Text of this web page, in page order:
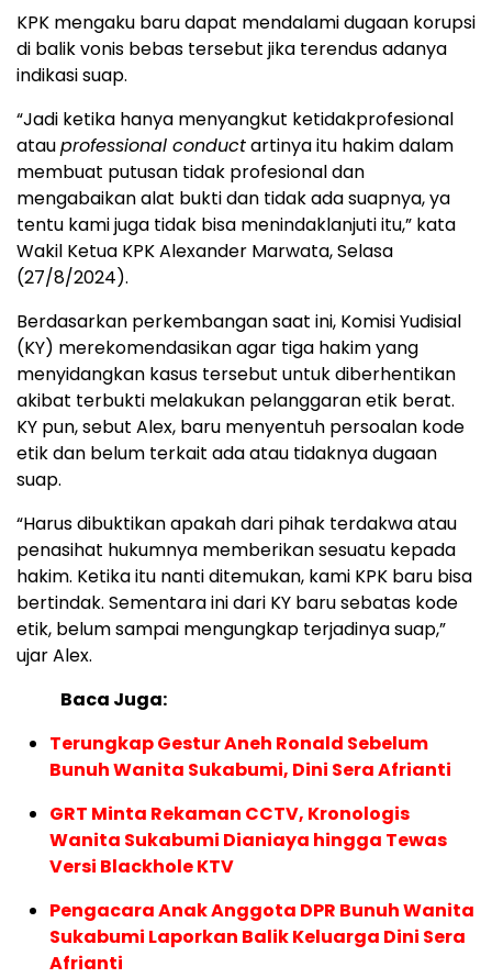
KPK mengaku baru dapat mendalami dugaan korupsi
di balik vonis bebas tersebut jika terendus adanya
indikasi suap.
“Jadi ketika hanya menyangkut ketidakprofesional
atauprofessional conductartinya itu hakim dalam
membuat putusan tidak profesional dan
mengabaikan alat bukti dan tidak ada suapnya, ya
tentu kami juga tidak bisa menindaklanjuti itu,” kata
Wakil Ketua KPK Alexander Marwata, Selasa
(27/8/2024).
Berdasarkan perkembangan saat ini, Komisi Yudisial
(KY) merekomendasikan agar tiga hakim yang
menyidangkan kasus tersebut untuk diberhentikan
akibat terbukti melakukan pelanggaran etik berat.
KY pun, sebut Alex, baru menyentuh persoalan kode
etik dan belum terkait ada atau tidaknya dugaan
suap.
“Harus dibuktikan apakah dari pihak terdakwa atau
penasihat hukumnya memberikan sesuatu kepada
hakim. Ketika itu nanti ditemukan, kami KPK baru bisa
bertindak. Sementara ini dari KY baru sebatas kode
etik, belum sampai mengungkap terjadinya suap,”
ujar Alex.
Baca Juga:
Terungkap Gestur Aneh Ronald Sebelum
Bunuh Wanita Sukabumi, Dini Sera Afrianti
GRT Minta Rekaman CCTV, Kronologis
Wanita Sukabumi Dianiaya hingga Tewas
Versi Blackhole KTV
Pengacara Anak Anggota DPR Bunuh Wanita
Sukabumi Laporkan Balik Keluarga Dini Sera
Afrianti